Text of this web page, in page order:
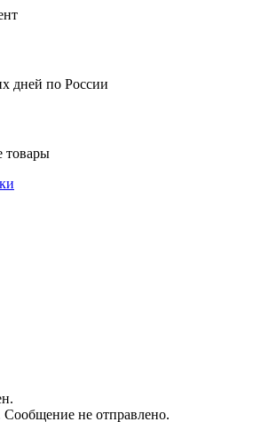
дней по России
товары
не отправлено.